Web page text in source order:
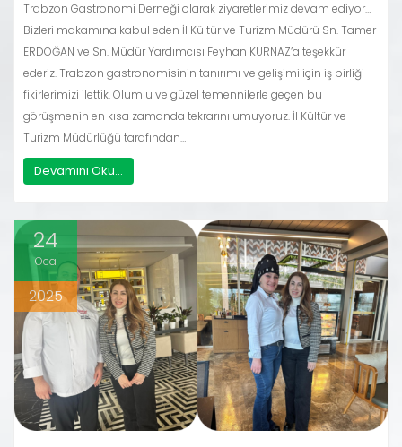
Trabzon Gastronomi Derneği olarak ziyaretlerimiz devam ediyor…
Bizleri makamına kabul eden İl Kültür ve Turizm Müdürü Sn. Tamer
ERDOĞAN ve Sn. Müdür Yardımcısı Feyhan KURNAZ’a teşekkür
ederiz. Trabzon gastronomisinin tanırımı ve gelişimi için iş birliği
fikirlerimizi ilettik. Olumlu ve güzel temennilerle geçen bu
görüşmenin en kısa zamanda tekrarını umuyoruz. İl Kültür ve
Turizm Müdürlüğü tarafından…
Devamını Oku...
24
Oca
2025